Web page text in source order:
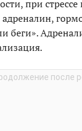
при
адреналин,
беги».